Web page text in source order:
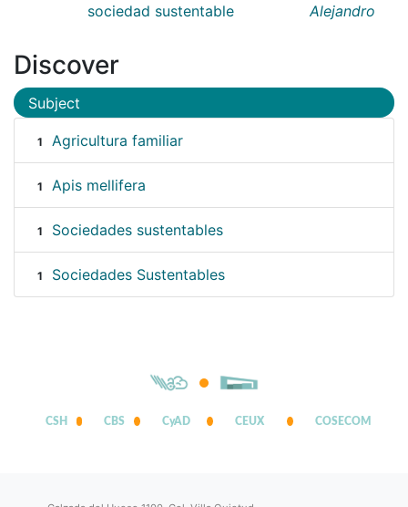
sociedad sustentable
Alejandro
Discover
Subject
1 Agricultura familiar
1 Apis mellifera
1 Sociedades sustentables
1 Sociedades Sustentables
CSH CBS CyAD CEUX COSECOM